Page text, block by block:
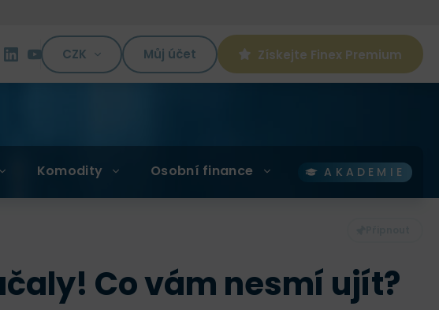
CZK Můj účet Získejte Finex Premium
Komodity Osobní finance AKADEMIE
Co vám nesmí ujít?